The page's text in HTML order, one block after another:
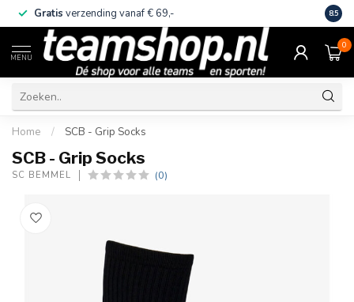
Gratis verzending vanaf € 69,- Eigen
8.5
MENU
0
Home / SCB - Grip Socks
SCB - Grip Socks
SC BEMMEL (0)